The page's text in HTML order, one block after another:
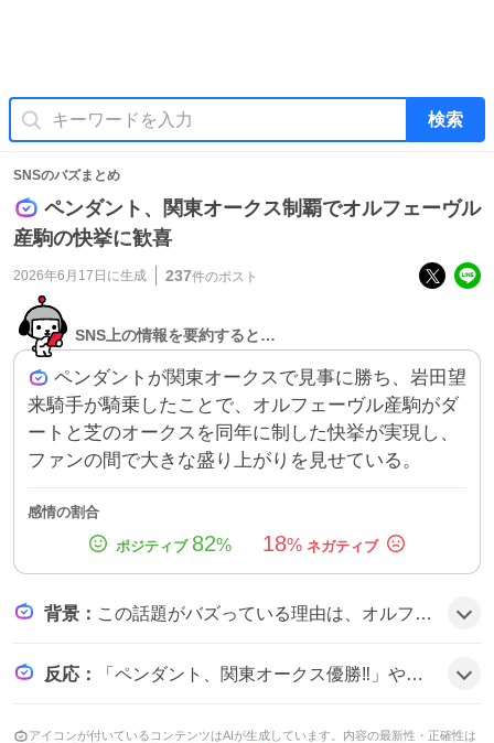
検索
SNSのバズまとめ
ペンダント、関東オークス制覇でオルフェーヴル
産駒の快挙に歓喜
2026年6月17日 に生成 237件のポスト
SNS上の情報を要約すると…
ペンダントが関東オークスで見事に勝ち、岩田望
来騎手が騎乗したことで、オルフェーヴル産駒がダ
ートと芝のオークスを同年に制した快挙が実現し、
ファンの間で大きな盛り上がりを見せている。
感情の割合
82% 18%
背景 ： この話題がバズっている理由は、オルフェーヴル産駒が芝のオークスとダートの関東オークスという二つのクラシックレースを同年に制した珍しい組み合わせが注目を集め、血統ファンや競馬ファンがその実績に感動したためだとみられる。
反応 ： 「ペンダント、関東オークス優勝‼️」や「オルフェーヴル産駒が芝とダートのオークス両方制覇」などの声が多数上がり、ファンは「最高」「感動した」と喜びを表現している。「岩田親子ワンツー最高！」といったコメントも見られ、全体的に祝福ムードが広がっている様子だ。
アイコンが付いているコンテンツはAIが生成しています。内容の最新性・正確性は